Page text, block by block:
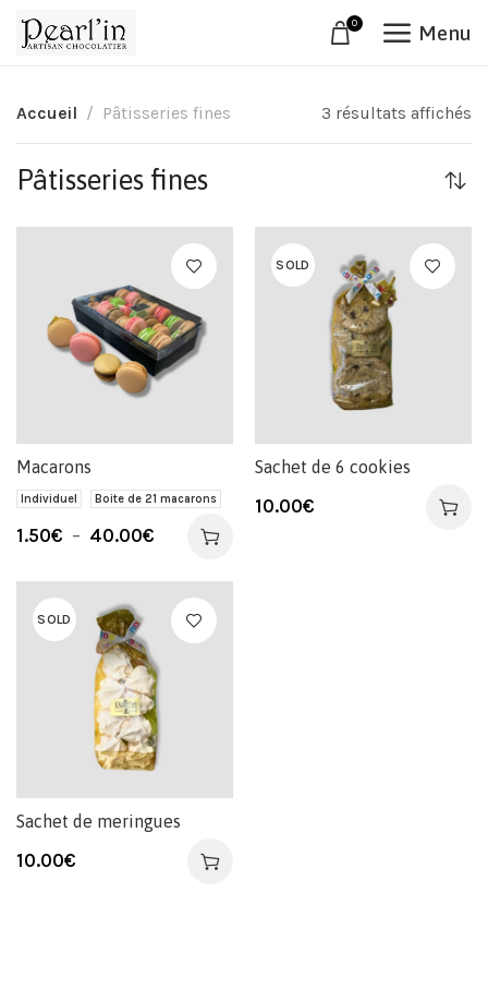
0 Menu
Accueil Pâtisseries fines 3 résultats affichés
Pâtisseries fines
Macarons
Individuel Boite de 21 macarons
1.50€ – 40.00€
SOLD
Sachet de 6 cookies
10.00€
SOLD
Sachet de meringues
10.00€